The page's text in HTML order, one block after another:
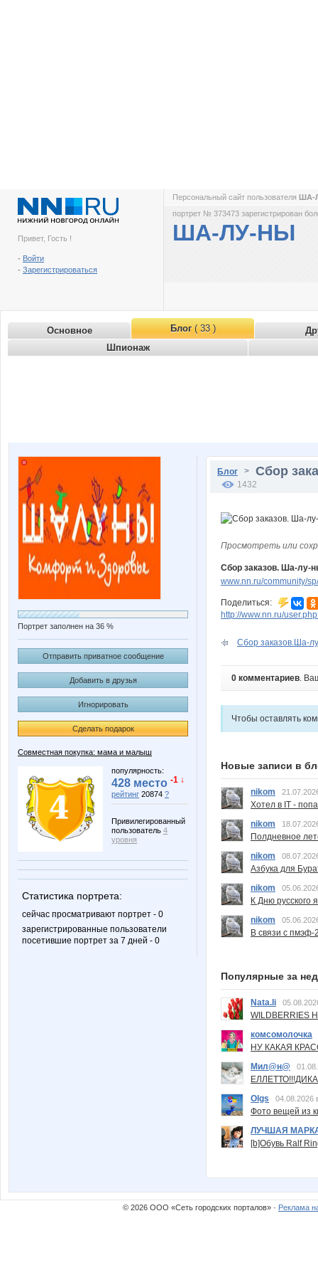
Привет, Гость !
- Войти
- Зарегистрироваться
Персональный сайт пользователя ША-
портрет № 373473 зарегистрирован
ША-ЛУ-НЫ
Основное Блог( 33 )
Шпионаж
Портрет заполнен на 36 %
Отправить приватное сообщение
Добавить в друзья
Игнорировать
Сделать подарок
Совместная покупка: мама и малыш
популярность:
428 место -1 ↓
рейтинг 20874 ?
Привилегированный
пользователь 4
уровня
Статистика портрета:
сейчас просматривают портрет - 0
зарегистрированные пользователи
посетившие портрет за 7 дней - 0
Блог > Сбор
1432
Просмотреть или
Сбор заказов. Ша-лу-
www.nn.ru/community/
Поделиться:
http://www.nn.ru/
Сбор заказов.Ша-
0 комментариев.
Чтобы оставлять
Новые записи в
nikom
Хотел в IT -
nikom
Полдневное
nikom
Азбука для
nikom
К Дню русского
nikom
В связи с пмэф-
Популярные за
Nata.li
комсомолочка
НУ КАКАЯ
Мил@н@
Olgs
04.08.2026
Фото вещей из
ЛУЧШАЯ
[b]Обувь Ralf
© 2026 ООО «Сеть городских порталов» · Реклама